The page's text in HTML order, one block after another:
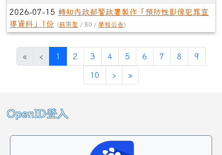
2026-07-15 轉知內政部警政署製作「預防性影像犯罪宣
導資料」1份
(蘇宗聖 / 80 / 學校公告)
« ‹ 1 (目前頁次)
2 3 4 5 6 7 8 9
10 ›下一頁
»最後頁
左邊區域內容
OpenID登入